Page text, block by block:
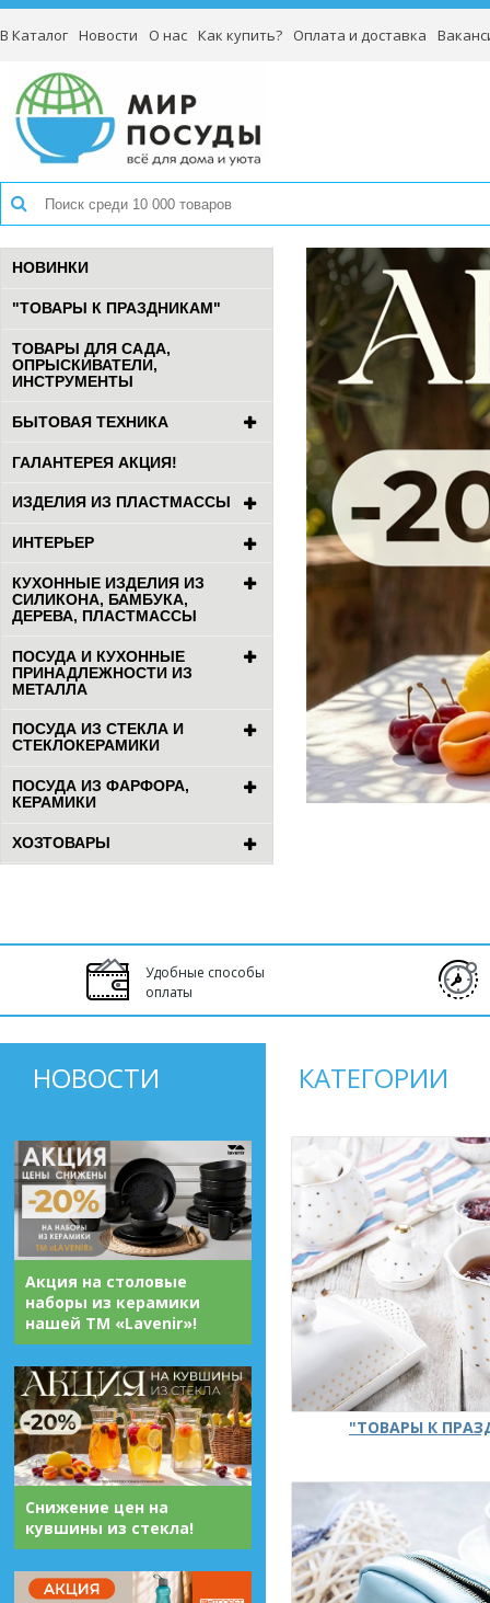
В Каталог Новости О нас Как купить? Оплата и доставка
НОВИНКИ
"ТОВАРЫ К ПРАЗДНИКАМ"
ТОВАРЫ ДЛЯ САДА,
ОПРЫСКИВАТЕЛИ,
ИНСТРУМЕНТЫ
БЫТОВАЯ ТЕХНИКА
ГАЛАНТЕРЕЯ АКЦИЯ!
ИЗДЕЛИЯ ИЗ ПЛАСТМАССЫ
ИНТЕРЬЕР
КУХОННЫЕ ИЗДЕЛИЯ ИЗ
СИЛИКОНА, БАМБУКА,
ДЕРЕВА, ПЛАСТМАССЫ
ПОСУДА И КУХОННЫЕ
ПРИНАДЛЕЖНОСТИ ИЗ
МЕТАЛЛА
ПОСУДА ИЗ СТЕКЛА И
СТЕКЛОКЕРАМИКИ
ПОСУДА ИЗ ФАРФОРА,
КЕРАМИКИ
ХОЗТОВАРЫ
Удобные способы
оплаты
НОВОСТИ
Акция на столовые
наборы из керамики
нашей ТМ «Lavenir»!
Снижение цен на
кувшины из стекла!
КАТЕГОРИИ
"ТОВАРЫ К